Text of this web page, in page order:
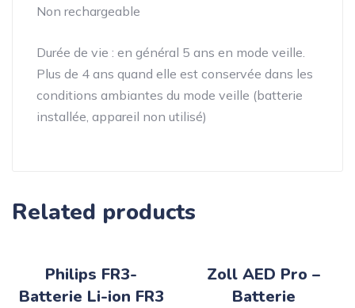
Non rechargeable
Durée de vie : en général 5 ans en mode veille.
Plus de 4 ans quand elle est conservée dans les
conditions ambiantes du mode veille (batterie
installée, appareil non utilisé)
Related products
Philips FR3-
Batterie Li-ion FR3
Zoll AED Pro –
Batterie